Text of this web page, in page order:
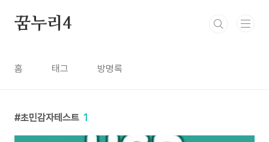
꿈누리4
홈 태그 방명록
초민감자테스트 1